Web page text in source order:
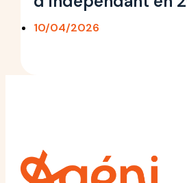
10/04/2026